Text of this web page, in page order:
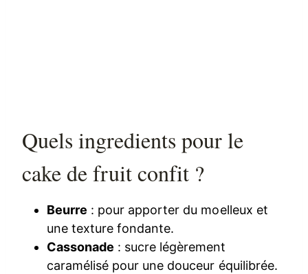
Quels ingredients pour le
cake de fruit confit ?
Beurre : pour apporter du moelleux et
une texture fondante.
Cassonade : sucre légèrement
caramélisé pour une douceur équilibrée.